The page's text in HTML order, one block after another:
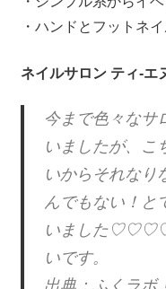
・ハンドとフットネ
ネイルサロン ティ-エ
今まで色々なサ
いましたが、こ
いからそれなり
んでもない！と
いました♡♡♡♡
いです。